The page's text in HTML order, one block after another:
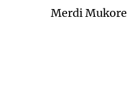
Merdi Mukore